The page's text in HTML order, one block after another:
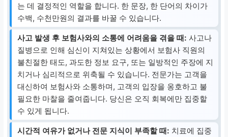
는 데 결정적인 역할을 합니다. 한 문장, 한 단어의 차이가
수백, 수천만원의 결과를 바꿀 수 있습니다.
사고 발생 후 보험사와의 소통에 어려움을 겪을 때: 사고나
질병으로 인해 심신이 지쳐있는 상황에서 보험사 직원의
불친절한 태도, 과도한 정보 요구, 또는 일방적인 주장에 지
치거나 심리적으로 위축될 수 있습니다. 전문가는 고객을
대신하여 보험사와 소통하며, 고객의 입장을 옹호하고 불
필요한 마찰을 줄여줍니다. 당신은 오직 회복에만 집중할
수 있게 됩니다.
시간적 여유가 없거나 전문 지식이 부족할 때: 치료에 집중